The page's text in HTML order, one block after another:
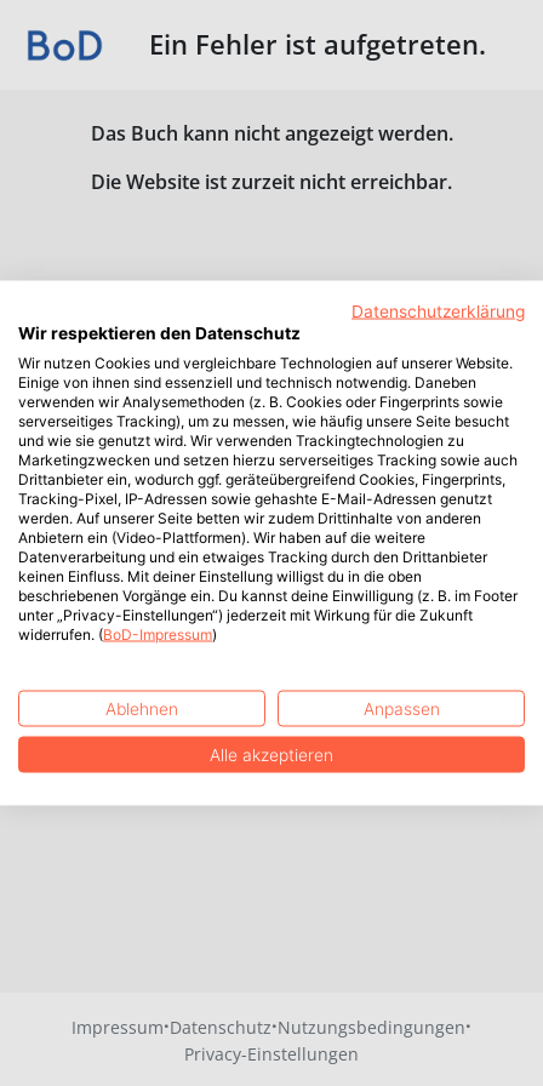
Ein Fehler ist aufgetreten.
Das Buch kann nicht angezeigt werden.
Die Website ist zurzeit nicht erreichbar.
Impressum·Datenschutz·Nutzungsbedingungen·
Privacy-Einstellungen
Datenschutzerklärung
Wir respektieren den Datenschutz
Wir nutzen Cookies und vergleichbare Technologien auf unserer Website.
Einige von ihnen sind essenziell und technisch notwendig. Daneben
verwenden wir Analysemethoden (z. B. Cookies oder Fingerprints sowie
serverseitiges Tracking), um zu messen, wie häufig unsere Seite besucht
und wie sie genutzt wird. Wir verwenden Trackingtechnologien zu
Marketingzwecken und setzen hierzu serverseitiges Tracking sowie auch
Drittanbieter ein, wodurch ggf. geräteübergreifend Cookies, Fingerprints,
Tracking-Pixel, IP-Adressen sowie gehashte E-Mail-Adressen genutzt
werden. Auf unserer Seite betten wir zudem Drittinhalte von anderen
Anbietern ein (Video-Plattformen). Wir haben auf die weitere
Datenverarbeitung und ein etwaiges Tracking durch den Drittanbieter
keinen Einfluss. Mit deiner Einstellung willigst du in die oben
beschriebenen Vorgänge ein. Du kannst deine Einwilligung (z. B. im Footer
unter „Privacy-Einstellungen“) jederzeit mit Wirkung für die Zukunft
widerrufen. (BoD-Impressum)
Ablehnen Anpassen
Alle akzeptieren